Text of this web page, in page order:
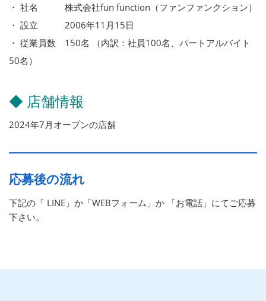
・ 社名 株式会社fun function（ファンファンクション）
・ 設立 2006年11月15日
・ 従業員数 150名 （内訳：社員100名、パートアルバイト
50名）
◆ 店舗情報
2024年7月オープンの店舗
応募後の流れ
下記の「 LINE」か「WEBフォーム」か 「お電話」にてご応募
下さい。